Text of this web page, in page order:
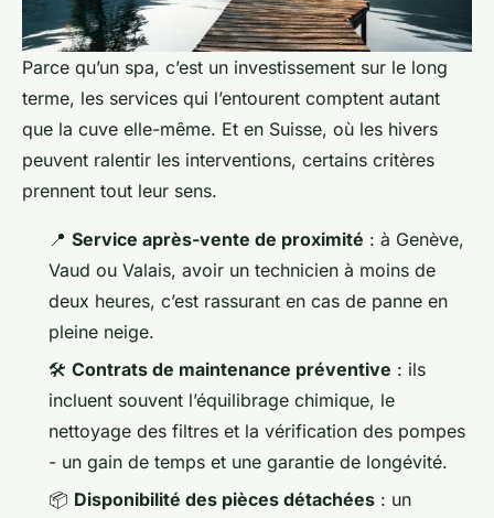
Parce qu’un spa, c’est un investissement sur le long
terme, les services qui l’entourent comptent autant
que la cuve elle-même. Et en Suisse, où les hivers
peuvent ralentir les interventions, certains critères
prennent tout leur sens.
📍 Service après-vente de proximité : à Genève,
Vaud ou Valais, avoir un technicien à moins de
deux heures, c’est rassurant en cas de panne en
pleine neige.
🛠️ Contrats de maintenance préventive : ils
incluent souvent l’équilibrage chimique, le
nettoyage des filtres et la vérification des pompes
- un gain de temps et une garantie de longévité.
📦 Disponibilité des pièces détachées : un